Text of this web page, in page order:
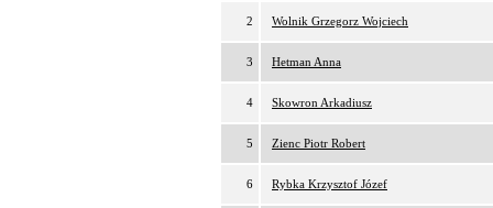
2 Wolnik Grzegorz Wojciech
3 Hetman Anna
4 Skowron Arkadiusz
5 Zienc Piotr Robert
6 Rybka Krzysztof Józef